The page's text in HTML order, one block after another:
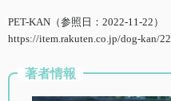
PET-KAN（参照日：2022-11-22）
https://item.rakuten.co.jp/dog-kan/
著者情報